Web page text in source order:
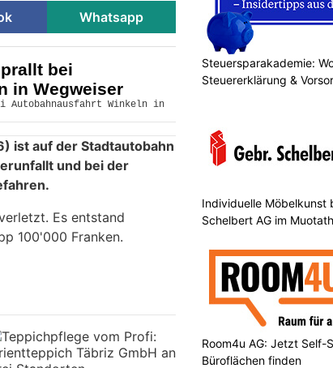
Whatsapp
bei
in Wegweiser
ist auf der Stadtautobahn
und bei der
Es entstand
100'000 Franken.
Steuersparakademie:
Steuererklärung &
Individuelle Möbelkunst
Schelbert AG im
Room4u AG: Jetzt Self-
Büroflächen finden